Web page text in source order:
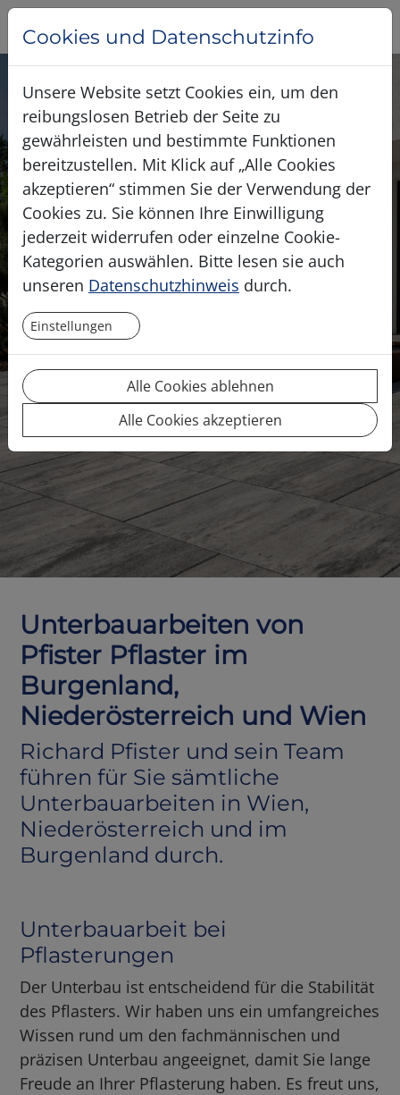
RICHARD PFISTER
IHR UNTERBAU-EXPERTE
Unterbauarbeiten von
Pfister Pflaster im
Burgenland,
Niederösterreich und Wien
Richard Pfister und sein Team
führen für Sie sämtliche
Unterbauarbeiten in Wien,
Niederösterreich und im
Burgenland durch.
Unterbauarbeit bei
Pflasterungen
Der Unterbau ist entscheidend für die Stabilität
des Pflasters. Wir haben uns ein umfangreiches
Wissen rund um den fachmännischen und
präzisen Unterbau angeeignet, damit Sie lange
Freude an Ihrer Pflasterung haben. Es freut uns,
Cookies und Datenschutzinfo
Unsere Website setzt Cookies ein, um den
reibungslosen Betrieb der Seite zu
gewährleisten und bestimmte Funktionen
bereitzustellen. Mit Klick auf „Alle Cookies
akzeptieren“ stimmen Sie der Verwendung der
Cookies zu. Sie können Ihre Einwilligung
jederzeit widerrufen oder einzelne Cookie-
Kategorien auswählen. Bitte lesen sie auch
unseren Datenschutzhinweis durch.
Einstellungen
Alle Cookies ablehnen
Alle Cookies akzeptieren